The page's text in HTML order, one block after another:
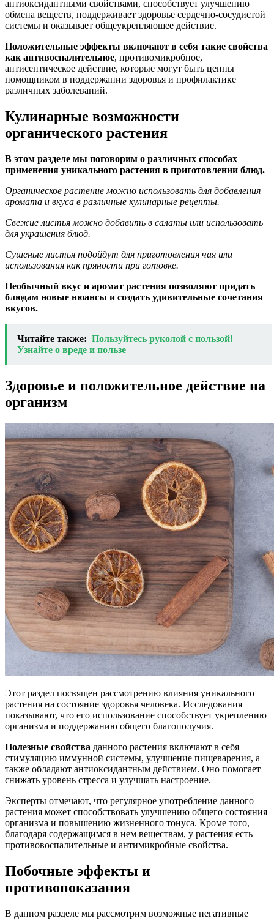
антиоксидантными свойствами, способствует улучшению
обмена веществ, поддерживает здоровье сердечно-сосудистой
системы и оказывает общеукрепляющее действие.
Положительные эффекты включают в себя такие свойства
как антивоспалительное, противомикробное,
антисептическое действие, которые могут быть ценны
помощником в поддержании здоровья и профилактике
различных заболеваний.
Кулинарные возможности
органического растения
В этом разделе мы поговорим о различных способах
применения уникального растения в приготовлении блюд.
Органическое растение можно использовать для добавления
аромата и вкуса в различные кулинарные рецепты.
Свежие листья можно добавить в салаты или использовать
для украшения блюд.
Сушеные листья подойдут для приготовления чая или
использования как пряности при готовке.
Необычный вкус и аромат растения позволяют придать
блюдам новые нюансы и создать удивительные сочетания
вкусов.
Читайте также: Пользуйтесь руколой с пользой!
Узнайте о вреде и пользе
Здоровье и положительное действие на
организм
Этот раздел посвящен рассмотрению влияния уникального
растения на состояние здоровья человека. Исследования
показывают, что его использование способствует укреплению
организма и поддержанию общего благополучия.
Полезные свойства данного растения включают в себя
стимуляцию иммунной системы, улучшение пищеварения, а
также обладают антиоксидантным действием. Оно помогает
снижать уровень стресса и улучшать настроение.
Эксперты отмечают, что регулярное употребление данного
растения может способствовать улучшению общего состояния
организма и повышению жизненного тонуса. Кроме того,
благодаря содержащимся в нем веществам, у растения есть
противовоспалительные и антимикробные свойства.
Побочные эффекты и
противопоказания
В данном разделе мы рассмотрим возможные негативные